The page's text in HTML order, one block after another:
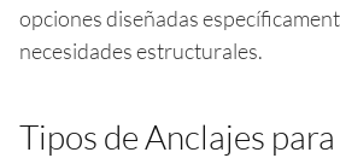
opciones diseñadas
necesidades estructurales.
Tipos de Anclajes